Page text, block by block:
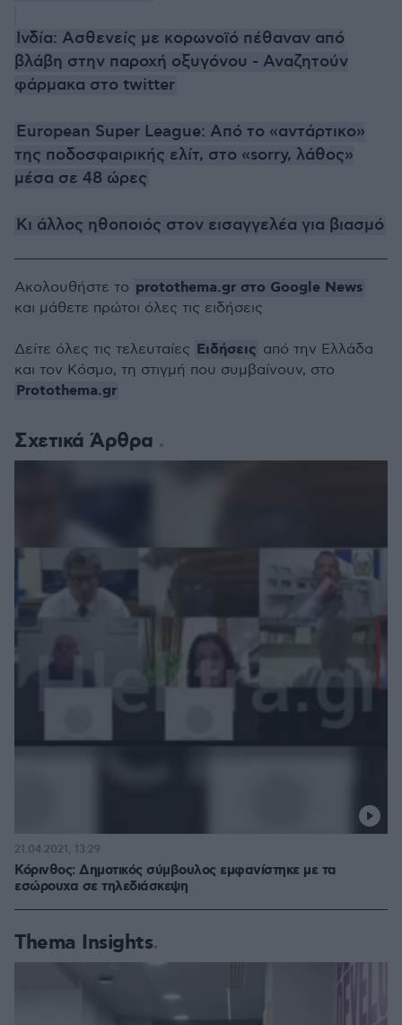
Ινδία: Ασθενείς με κορωνοϊό πέθαναν από
βλάβη στην παροχή οξυγόνου - Αναζητούν
φάρμακα στο twitter
European Super League: Από το «αντάρτικο»
της ποδοσφαιρικής ελίτ, στο «sorry, λάθος»
μέσα σε 48 ώρες
Κι άλλος ηθοποιός στον εισαγγελέα για βιασμό
Σχετικά Άρθρα
Κόρινθος: Δημοτικός σύμβουλος εμφανίστηκε με τα
εσώρουχα σε τηλεδιάσκεψη
21.04.2021, 13:29
Thema Insights
Ακολουθήστε το protothema.gr στο Google News
και μάθετε πρώτοι όλες τις ειδήσεις
Δείτε όλες τις τελευταίες Ειδήσεις από την Ελλάδα
και τον Κόσμο, τη στιγμή που συμβαίνουν, στο
Protothema.gr